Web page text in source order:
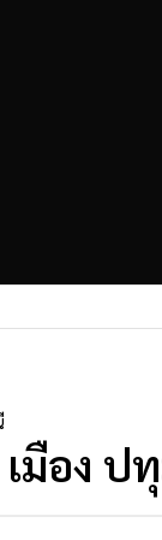
มือง ป